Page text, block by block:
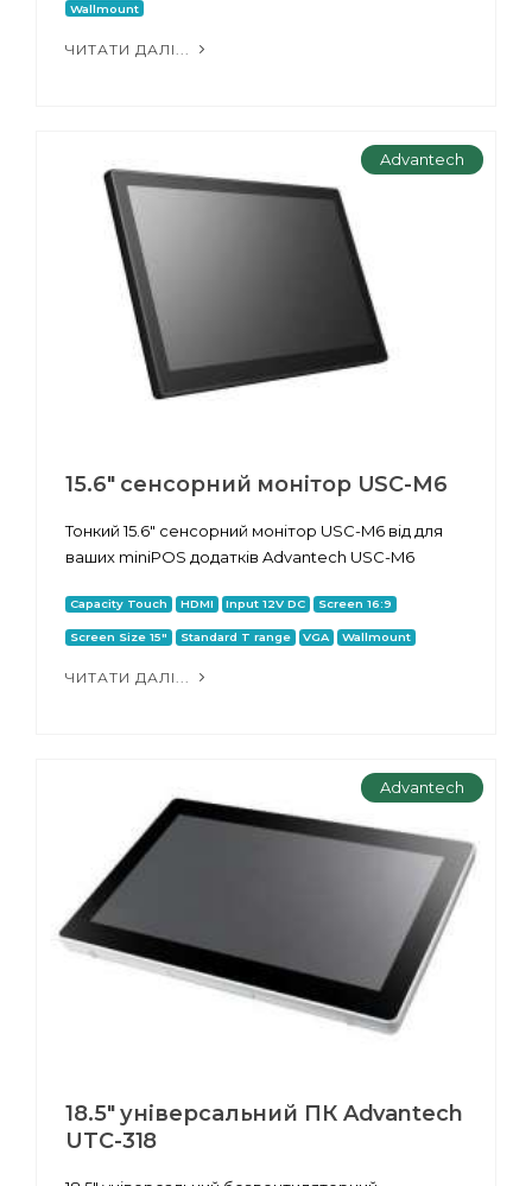
Wallmount
ЧИТАТИ ДАЛІ...
Advantech
15.6" сенсорний монітор USC-M6
Тонкий 15.6" сенсорний монітор USC-M6 від для
ваших miniPOS додатків Advantech USC-M6
Capacity Touch HDMI Input 12V DC Screen 16:9
Screen Size 15" Standard T range VGA Wallmount
ЧИТАТИ ДАЛІ...
Advantech
18.5" універсальний ПК Advantech
UTC-318